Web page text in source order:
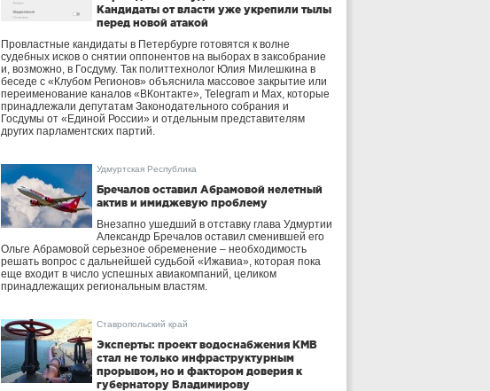
Кандидаты от власти уже укрепили тылы
перед новой атакой
Провластные кандидаты в Петербурге готовятся к волне
судебных исков о снятии оппонентов на выборах в заксобрание
и, возможно, в Госдуму. Так политтехнолог Юлия Милешкина в
беседе с «Клубом Регионов» объяснила массовое закрытие или
переименование каналов «ВКонтакте», Telegram и Max, которые
принадлежали депутатам Законодательного собрания и
Госдумы от «Единой России» и отдельным представителям
других парламентских партий.
Удмуртская Республика
Бречалов оставил Абрамовой нелетный
актив и имиджевую проблему
Внезапно ушедший в отставку глава Удмуртии
Александр Бречалов оставил сменившей его
Ольге Абрамовой серьезное обременение – необходимость
решать вопрос с дальнейшей судьбой «Ижавиа», которая пока
еще входит в число успешных авиакомпаний, целиком
принадлежащих региональным властям.
Ставропольский край
Эксперты: проект водоснабжения КМВ
стал не только инфраструктурным
прорывом, но и фактором доверия к
губернатору Владимирову